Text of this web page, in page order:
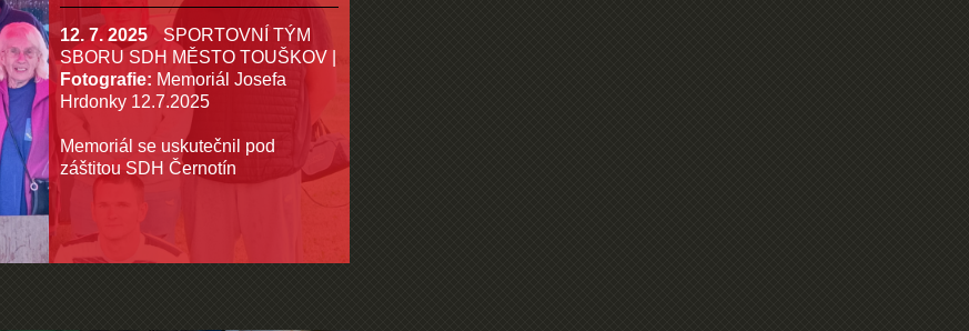
12. 7. 2025
SPORTOVNÍ TÝM
SBORU SDH MĚSTO TOUŠKOV
Fotografie: Memoriál Josefa
Hrdonky 12.7.2025
Memoriál se uskutečnil pod
záštitou SDH Černotín